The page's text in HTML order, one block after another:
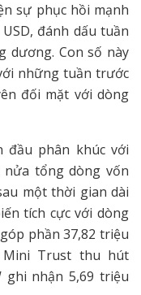
sự phục hồi mạnh
đánh dấu tuần
dương. Con số này
những tuần trước
đối mặt với dòng
đầu phân khúc với
nửa tổng dòng vốn
một thời gian dài
tích cực với dòng
phần 37,82 triệu
Mini Trust thu hút
ghi nhận 5,69 triệu